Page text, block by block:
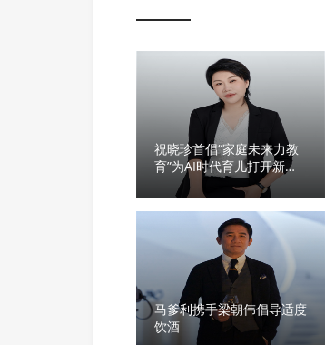
祝晓珍首倡“家庭未来力教
育”为AI时代育儿打开新视
马爹利携手梁朝伟倡导适度
饮酒